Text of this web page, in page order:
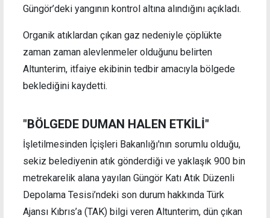
Güngör’deki yangının kontrol altına alındığını açıkladı.
Organik atıklardan çıkan gaz nedeniyle çöplükte
zaman zaman alevlenmeler olduğunu belirten
Altunterim, itfaiye ekibinin tedbir amacıyla bölgede
beklediğini kaydetti.
"BÖLGEDE DUMAN HALEN ETKİLİ"
İşletilmesinden İçişleri Bakanlığı'nın sorumlu olduğu,
sekiz belediyenin atık gönderdiği ve yaklaşık 900 bin
metrekarelik alana yayılan Güngör Katı Atık Düzenli
Depolama Tesisi’ndeki son durum hakkında Türk
Ajansı Kıbrıs’a (TAK) bilgi veren Altunterim, dün çıkan